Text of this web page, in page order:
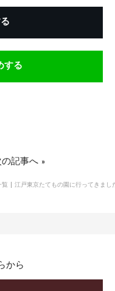
する
の記事へ»
覧 江戸東京たてもの園に行ってきまし
から